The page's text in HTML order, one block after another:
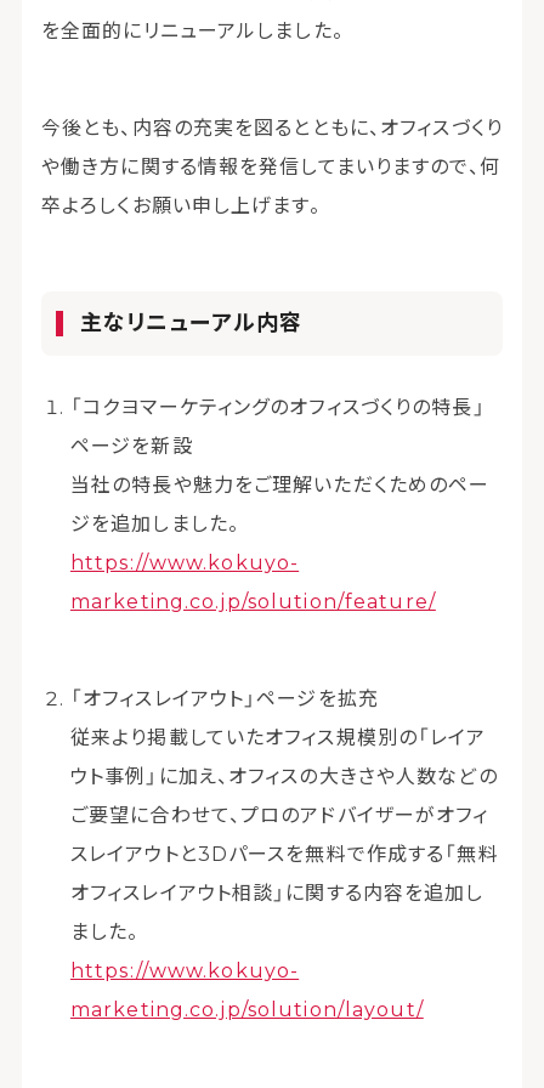
を全面的にリニューアルしました。
今後とも、内容の充実を図るとともに、オフィスづくり
や働き方に関する情報を発信してまいりますので、何
卒よろしくお願い申し上げます。
主なリニューアル内容
「コクヨマーケティングのオフィスづくりの特長」
ページを新設
当社の特長や魅力をご理解いただくためのペー
ジを追加しました。
https://www.kokuyo-
marketing.co.jp/solution/feature/
「オフィスレイアウト」ページを拡充
従来より掲載していたオフィス規模別の「レイア
ウト事例」に加え、オフィスの大きさや人数などの
ご要望に合わせて、プロのアドバイザーがオフィ
スレイアウトと3Dパースを無料で作成する「無料
オフィスレイアウト相談」に関する内容を追加し
ました。
https://www.kokuyo-
marketing.co.jp/solution/layout/